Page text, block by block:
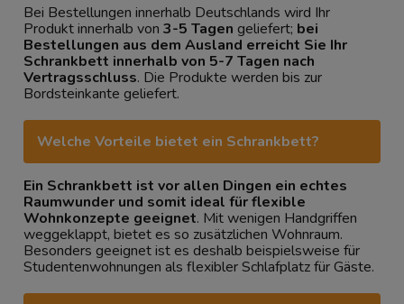
Bei Bestellungen innerhalb Deutschlands wird Ihr
Produkt innerhalb von 3-5 Tagen geliefert; bei
Bestellungen aus dem Ausland erreicht Sie Ihr
Schrankbett innerhalb von 5-7 Tagen nach
Vertragsschluss. Die Produkte werden bis zur
Bordsteinkante geliefert.
Welche Vorteile bietet ein Schrankbett?
Ein Schrankbett ist vor allen Dingen ein echtes
Raumwunder und somit ideal für flexible
Wohnkonzepte geeignet. Mit wenigen Handgriffen
weggeklappt, bietet es so zusätzlichen Wohnraum.
Besonders geeignet ist es deshalb beispielsweise für
Studentenwohnungen als flexibler Schlafplatz für Gäste.